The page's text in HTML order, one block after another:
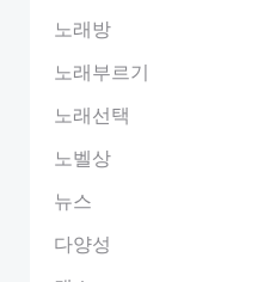
노래방
노래부르기
노래선택
노벨상
뉴스
다양성